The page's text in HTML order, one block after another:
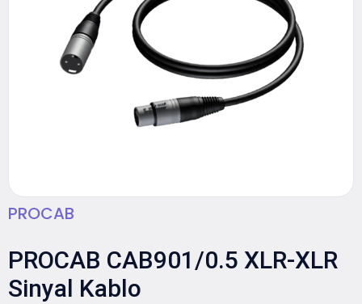
PROCAB
PROCAB CAB901/0.5 XLR-XLR
Sinyal Kablo